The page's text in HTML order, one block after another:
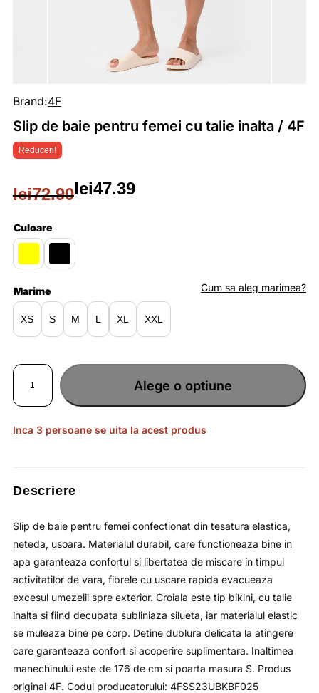
Reduceri!
Brand:4F
Slip de baie pentru femei cu talie inalta / 4F
lei72.90
Prețul
inițial
a
fost:
lei72.90.
lei47.39
Prețul
curent
este:
lei47.39.
Culoare
Marime
XS S M L XL XXL
Cum sa aleg marimea?
Cantitate
pentru
femei
talie
inalta
Alege o optiune
Inca 3 persoane se uita la acest produs
Descriere
Slip de baie pentru femei confectionat din tesatura elastica,
neteda, usoara. Materialul durabil, care functioneaza bine in
apa garanteaza confortul si libertatea de miscare in timpul
activitatilor de vara, fibrele cu uscare rapida evacueaza
excesul umezelii spre exterior. Croiala este tip bikini, cu talie
inalta si fiind decupata subliniaza silueta, iar materialul elastic
se muleaza bine pe corp. Detine dublura delicata la atingere
care garanteaza confort si acoperire suplimentara. Inaltimea
manechinului este de 176 de cm si poarta masura S. Produs
original 4F. Codul producatorului: 4FSS23UBKBF025